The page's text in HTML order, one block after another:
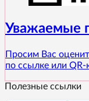
Уважаемые
Просим Вас
по ссылке или QR-
Полезные ссылки